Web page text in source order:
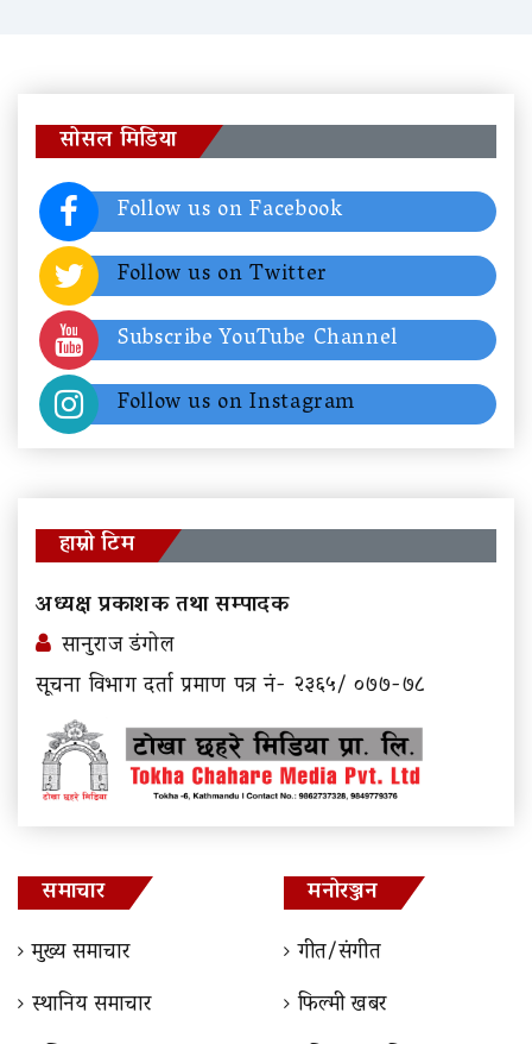
सोसल मिडिया
Follow us on Facebook
Follow us on Twitter
Subscribe YouTube Channel
Follow us on Instagram
हाम्रो टिम
अध्यक्ष प्रकाशक तथा सम्पादक
सानुराज डंगोल
सूचना विभाग दर्ता प्रमाण पत्र नं- २३६५/ ०७७-७८
समाचार
मुख्य समाचार
स्थानिय समाचार
मनोरञ्जन
गीत/संगीत
फिल्मी खबर